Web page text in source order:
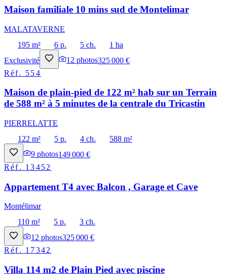
Maison familiale 10 mins sud de Montelimar
MALATAVERNE
195 m²
6 p. 5 ch.
1 ha
Exclusivité
12 photos325 000 €
Réf. 554
Maison de plain-pied de 122 m² hab sur un Terrain
de 588 m² à 5 minutes de la centrale du Tricastin
PIERRELATTE
122 m²
5 p. 4 ch.
588 m²
9 photos149 000 €
Réf. 13452
Appartement T4 avec Balcon , Garage et Cave
Montélimar
110 m²
5 p.
3 ch.
12 photos325 000 €
Réf. 17342
Villa 114 m2 de Plain Pied avec piscine